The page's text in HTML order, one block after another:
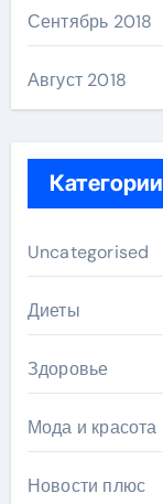
Сентябрь 2018
Август 2018
Категории
Uncategorised
Диеты
Здоровье
Мода и красота
Новости плюс